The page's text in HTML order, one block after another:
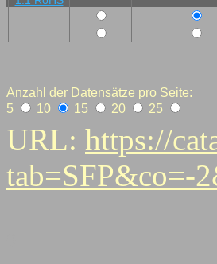
Anzahl der Datensätze pro Seite:
5
10 15 20 25
URL: https://
tab=SFP&co=-